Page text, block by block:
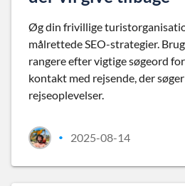
Øg din frivillige
målrettede SEO-strategier.
rangere efter vigtige søgeord
kontakt med rejsende, der
rejseoplevelser.
• 2025-08-14